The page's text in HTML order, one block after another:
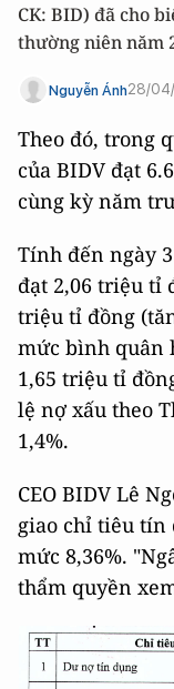
CK: BID) đã cho
thường niên năm
Nguyễn Ánh28/
Theo đó, trong
của BIDV đạt
cùng kỳ năm
Tính đến ngày
đạt 2,06 triệu tỉ
triệu tỉ đồng
mức bình quân
1,65 triệu tỉ
lệ nợ xấu theo
1,4%.
CEO BIDV Lê
giao chỉ tiêu tín
mức 8,36%.
thẩm quyền